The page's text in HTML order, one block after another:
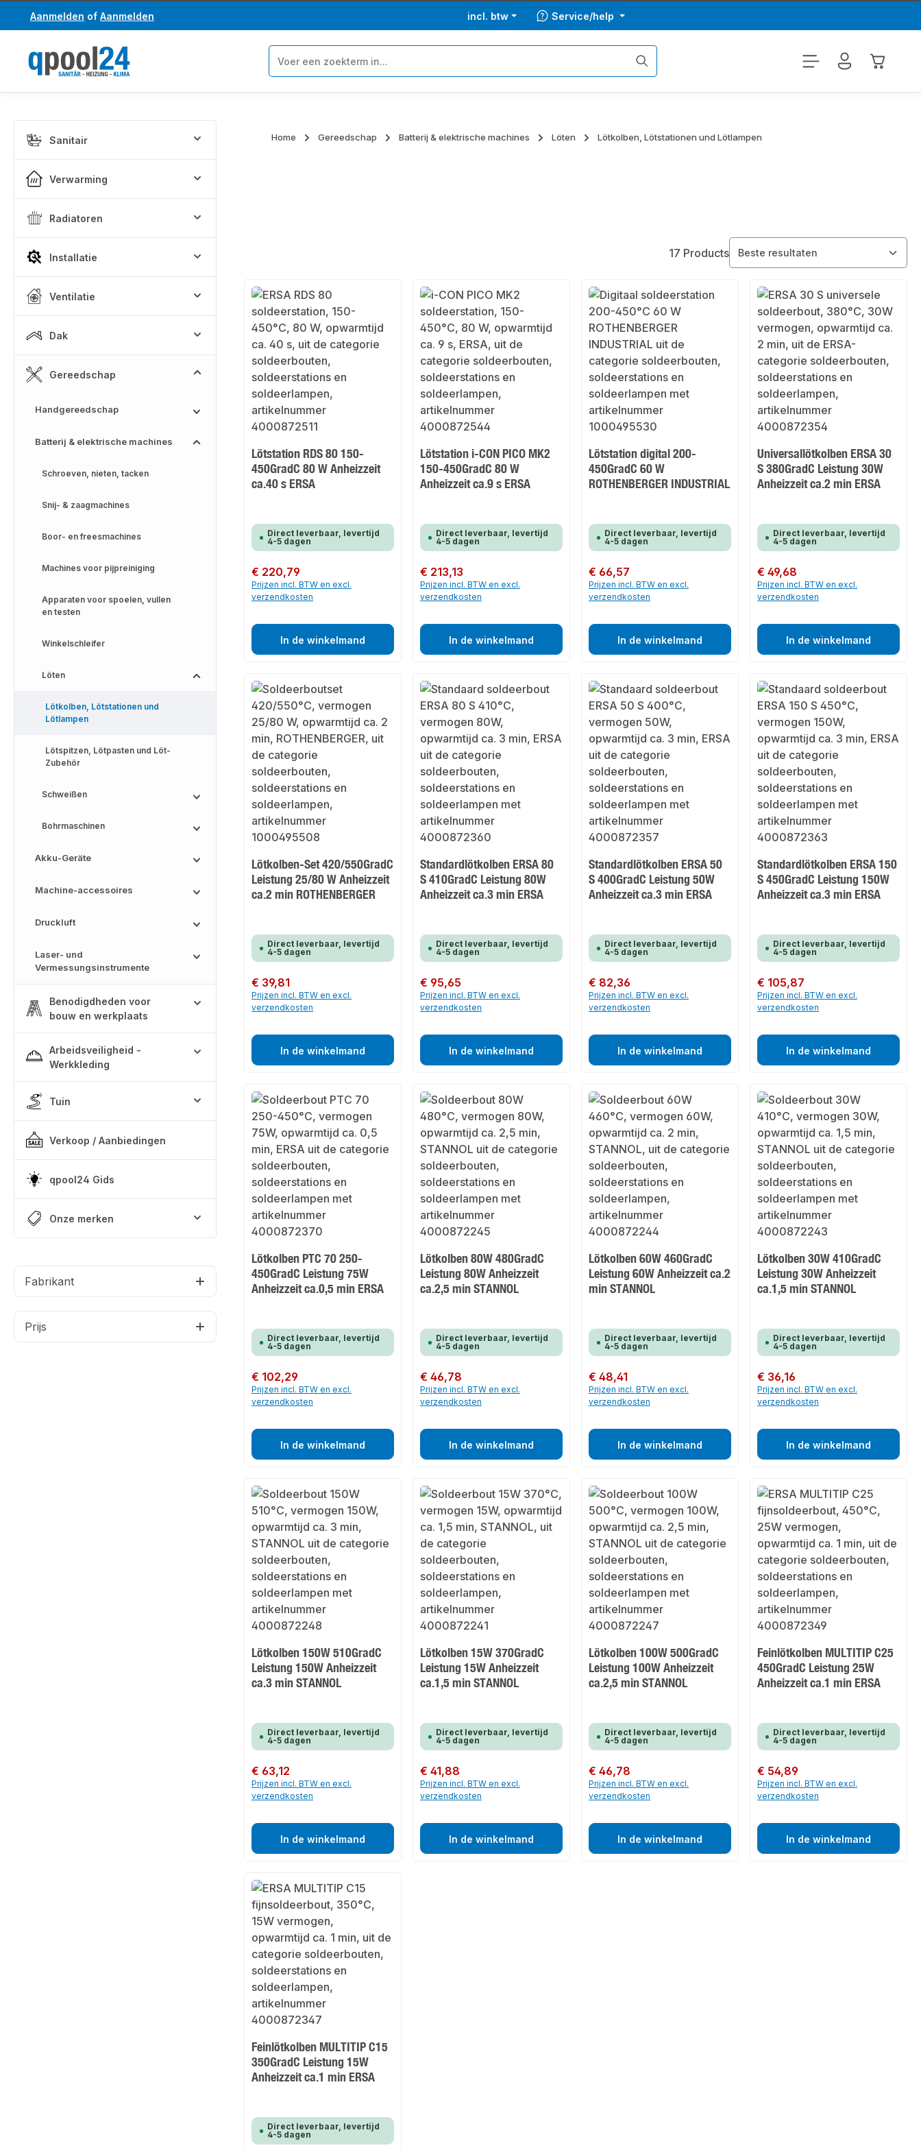
naar de hoofdinhoud
Ga naar de zoekopdracht
Aanmelden of Aanmelden incl. btw Service/help
Sanitair
Verwarming
Radiatoren
Installatie
Ventilatie
Dak
Gereedschap
Handgereedschap
Batterij & elektrische machines
Schroeven, nieten, tacken
Snij- & zaagmachines
Boor- en freesmachines
Machines voor pijpreiniging
Apparaten voor spoelen, vullen
en testen
Winkelschleifer
Löten
Lötkolben, Lötstationen und
Lötlampen
Lötspitzen, Lötpasten und Löt-
Zubehör
Schweißen
Bohrmaschinen
Akku-Geräte
Machine-accessoires
Druckluft
Laser- und
Vermessungsinstrumente
Benodigdheden voor
bouw en werkplaats
Arbeidsveiligheid -
Werkkleding
Tuin
Verkoop / Aanbiedingen
qpool24 Gids
Onze merken
Fabrikant
Prijs
Home Gereedschap Batterij & elektrische machines Löten Lötkolben, Lötstationen und Lötlampen
17 Products
Lötstation RDS 80 150-
450GradC 80 W Anheizzeit
ca.40 s ERSA
Direct leverbaar, levertijd
4-5 dagen
Normale prijs:
€ 220,79
Prijzen incl. BTW en excl.
verzendkosten
In de winkelmand
Lötstation i-CON PICO MK2
150-450GradC 80 W
Anheizzeit ca.9 s ERSA
Direct leverbaar, levertijd
4-5 dagen
Normale prijs:
€ 213,13
Prijzen incl. BTW en excl.
verzendkosten
In de winkelmand
Lötstation digital 200-
450GradC 60 W
ROTHENBERGER INDUSTRIAL
Direct leverbaar, levertijd
4-5 dagen
Normale prijs:
€ 66,57
Prijzen incl. BTW en excl.
verzendkosten
In de winkelmand
Universallötkolben ERSA 30
S 380GradC Leistung 30W
Anheizzeit ca.2 min ERSA
Direct leverbaar, levertijd
4-5 dagen
Normale prijs:
€ 49,68
Prijzen incl. BTW en excl.
verzendkosten
In de winkelmand
Lötkolben-Set 420/550GradC
Leistung 25/80 W Anheizzeit
ca.2 min ROTHENBERGER
Direct leverbaar, levertijd
4-5 dagen
Normale prijs:
€ 39,81
Prijzen incl. BTW en excl.
verzendkosten
In de winkelmand
Standardlötkolben ERSA 80
S 410GradC Leistung 80W
Anheizzeit ca.3 min ERSA
Direct leverbaar, levertijd
4-5 dagen
Normale prijs:
€ 95,65
Prijzen incl. BTW en excl.
verzendkosten
In de winkelmand
Standardlötkolben ERSA 50
S 400GradC Leistung 50W
Anheizzeit ca.3 min ERSA
Direct leverbaar, levertijd
4-5 dagen
Normale prijs:
€ 82,36
Prijzen incl. BTW en excl.
verzendkosten
In de winkelmand
Standardlötkolben ERSA 150
S 450GradC Leistung 150W
Anheizzeit ca.3 min ERSA
Direct leverbaar, levertijd
4-5 dagen
Normale prijs:
€ 105,87
Prijzen incl. BTW en excl.
verzendkosten
In de winkelmand
Lötkolben PTC 70 250-
450GradC Leistung 75W
Anheizzeit ca.0,5 min ERSA
Direct leverbaar, levertijd
4-5 dagen
Normale prijs:
€ 102,29
Prijzen incl. BTW en excl.
verzendkosten
In de winkelmand
Lötkolben 80W 480GradC
Leistung 80W Anheizzeit
ca.2,5 min STANNOL
Direct leverbaar, levertijd
4-5 dagen
Normale prijs:
€ 46,78
Prijzen incl. BTW en excl.
verzendkosten
In de winkelmand
Lötkolben 60W 460GradC
Leistung 60W Anheizzeit ca.2
min STANNOL
Direct leverbaar, levertijd
4-5 dagen
Normale prijs:
€ 48,41
Prijzen incl. BTW en excl.
verzendkosten
In de winkelmand
Lötkolben 30W 410GradC
Leistung 30W Anheizzeit
ca.1,5 min STANNOL
Direct leverbaar, levertijd
4-5 dagen
Normale prijs:
€ 36,16
Prijzen incl. BTW en excl.
verzendkosten
In de winkelmand
Lötkolben 150W 510GradC
Leistung 150W Anheizzeit
ca.3 min STANNOL
Direct leverbaar, levertijd
4-5 dagen
Normale prijs:
€ 63,12
Prijzen incl. BTW en excl.
verzendkosten
In de winkelmand
Lötkolben 15W 370GradC
Leistung 15W Anheizzeit
ca.1,5 min STANNOL
Direct leverbaar, levertijd
4-5 dagen
Normale prijs:
€ 41,88
Prijzen incl. BTW en excl.
verzendkosten
In de winkelmand
Lötkolben 100W 500GradC
Leistung 100W Anheizzeit
ca.2,5 min STANNOL
Direct leverbaar, levertijd
4-5 dagen
Normale prijs:
€ 46,78
Prijzen incl. BTW en excl.
verzendkosten
In de winkelmand
Feinlötkolben MULTITIP C25
450GradC Leistung 25W
Anheizzeit ca.1 min ERSA
Direct leverbaar, levertijd
4-5 dagen
Normale prijs:
€ 54,89
Prijzen incl. BTW en excl.
verzendkosten
In de winkelmand
Feinlötkolben MULTITIP C15
350GradC Leistung 15W
Anheizzeit ca.1 min ERSA
Direct leverbaar, levertijd
4-5 dagen